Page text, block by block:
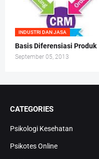
INDUSTRI DAN JASA
Basis Diferensiasi Produk
September 05, 2013
CATEGORIES
Psikologi Kesehatan
Psikotes Online